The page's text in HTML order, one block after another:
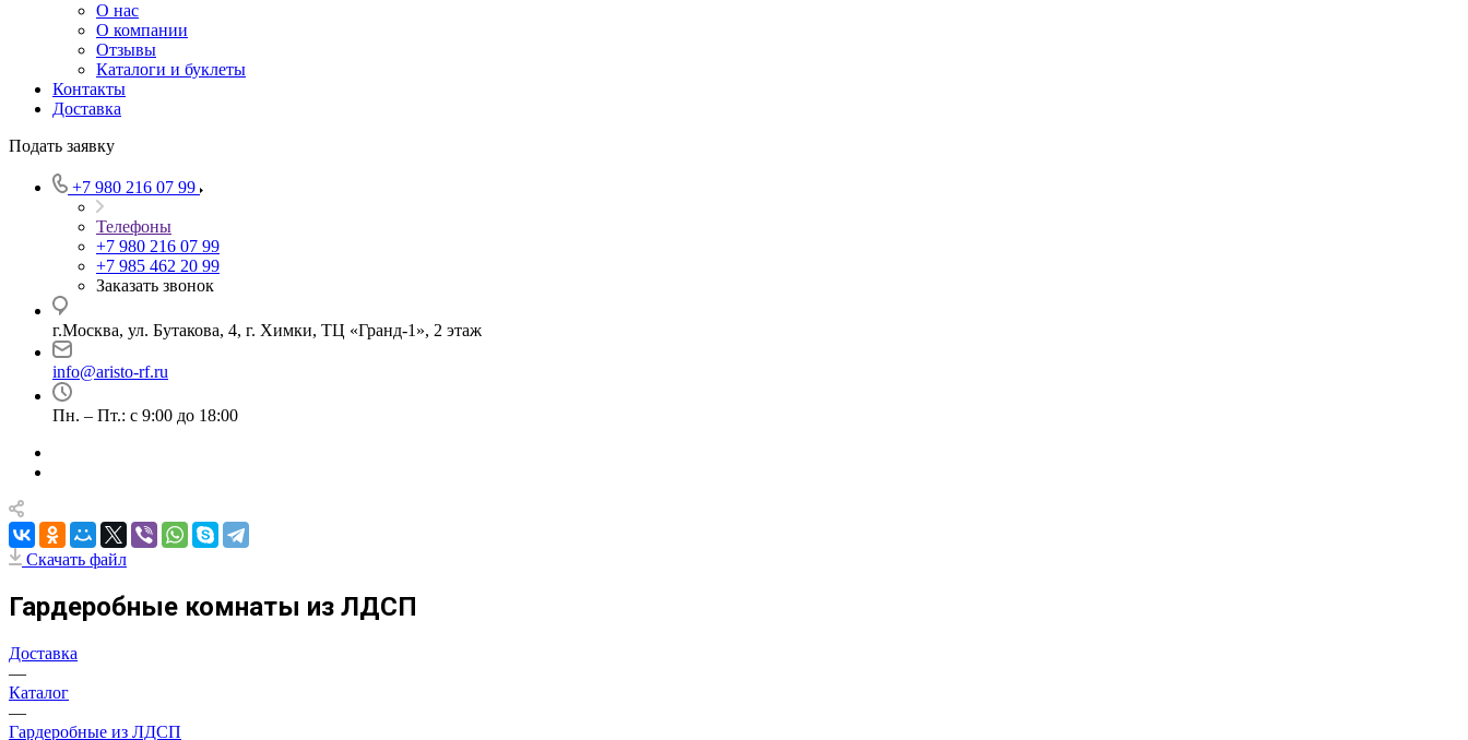
О нас
О компании
Отзывы
Каталоги и буклеты
Контакты
Доставка
Подать заявку
+7 980 216 07 99
Телефоны
+7 980 216 07 99
+7 985 462 20 99
Заказать звонок
г.Москва, ул. Бутакова, 4, г. Химки, ТЦ «Гранд-1», 2 этаж
info@aristo-rf.ru
Пн. – Пт.: с 9:00 до 18:00
Скачать файл
Гардеробные комнаты из ЛДСП
Доставка
—
Каталог
—
Гардеробные из ЛДСП